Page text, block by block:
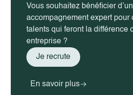
Vous souhaitez bénéficier d’un
accompagnement expert pour
talents qui feront la différence
entreprise ?
Je recrute
En savoir plus